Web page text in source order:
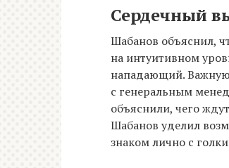
Сердечный
Шабанов объяснил,
на интуитивном
нападающий. Важную
с генеральным
объяснили, чего
Шабанов уделил
знаком лично с